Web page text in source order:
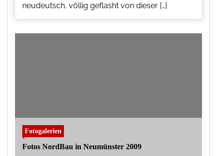
neudeutsch, völlig geflasht von dieser […]
Fotogalerien
Fotos NordBau in Neumünster 2009